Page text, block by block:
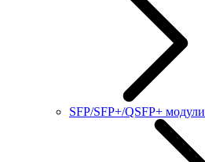
SFP/SFP+/QSFP+ модули